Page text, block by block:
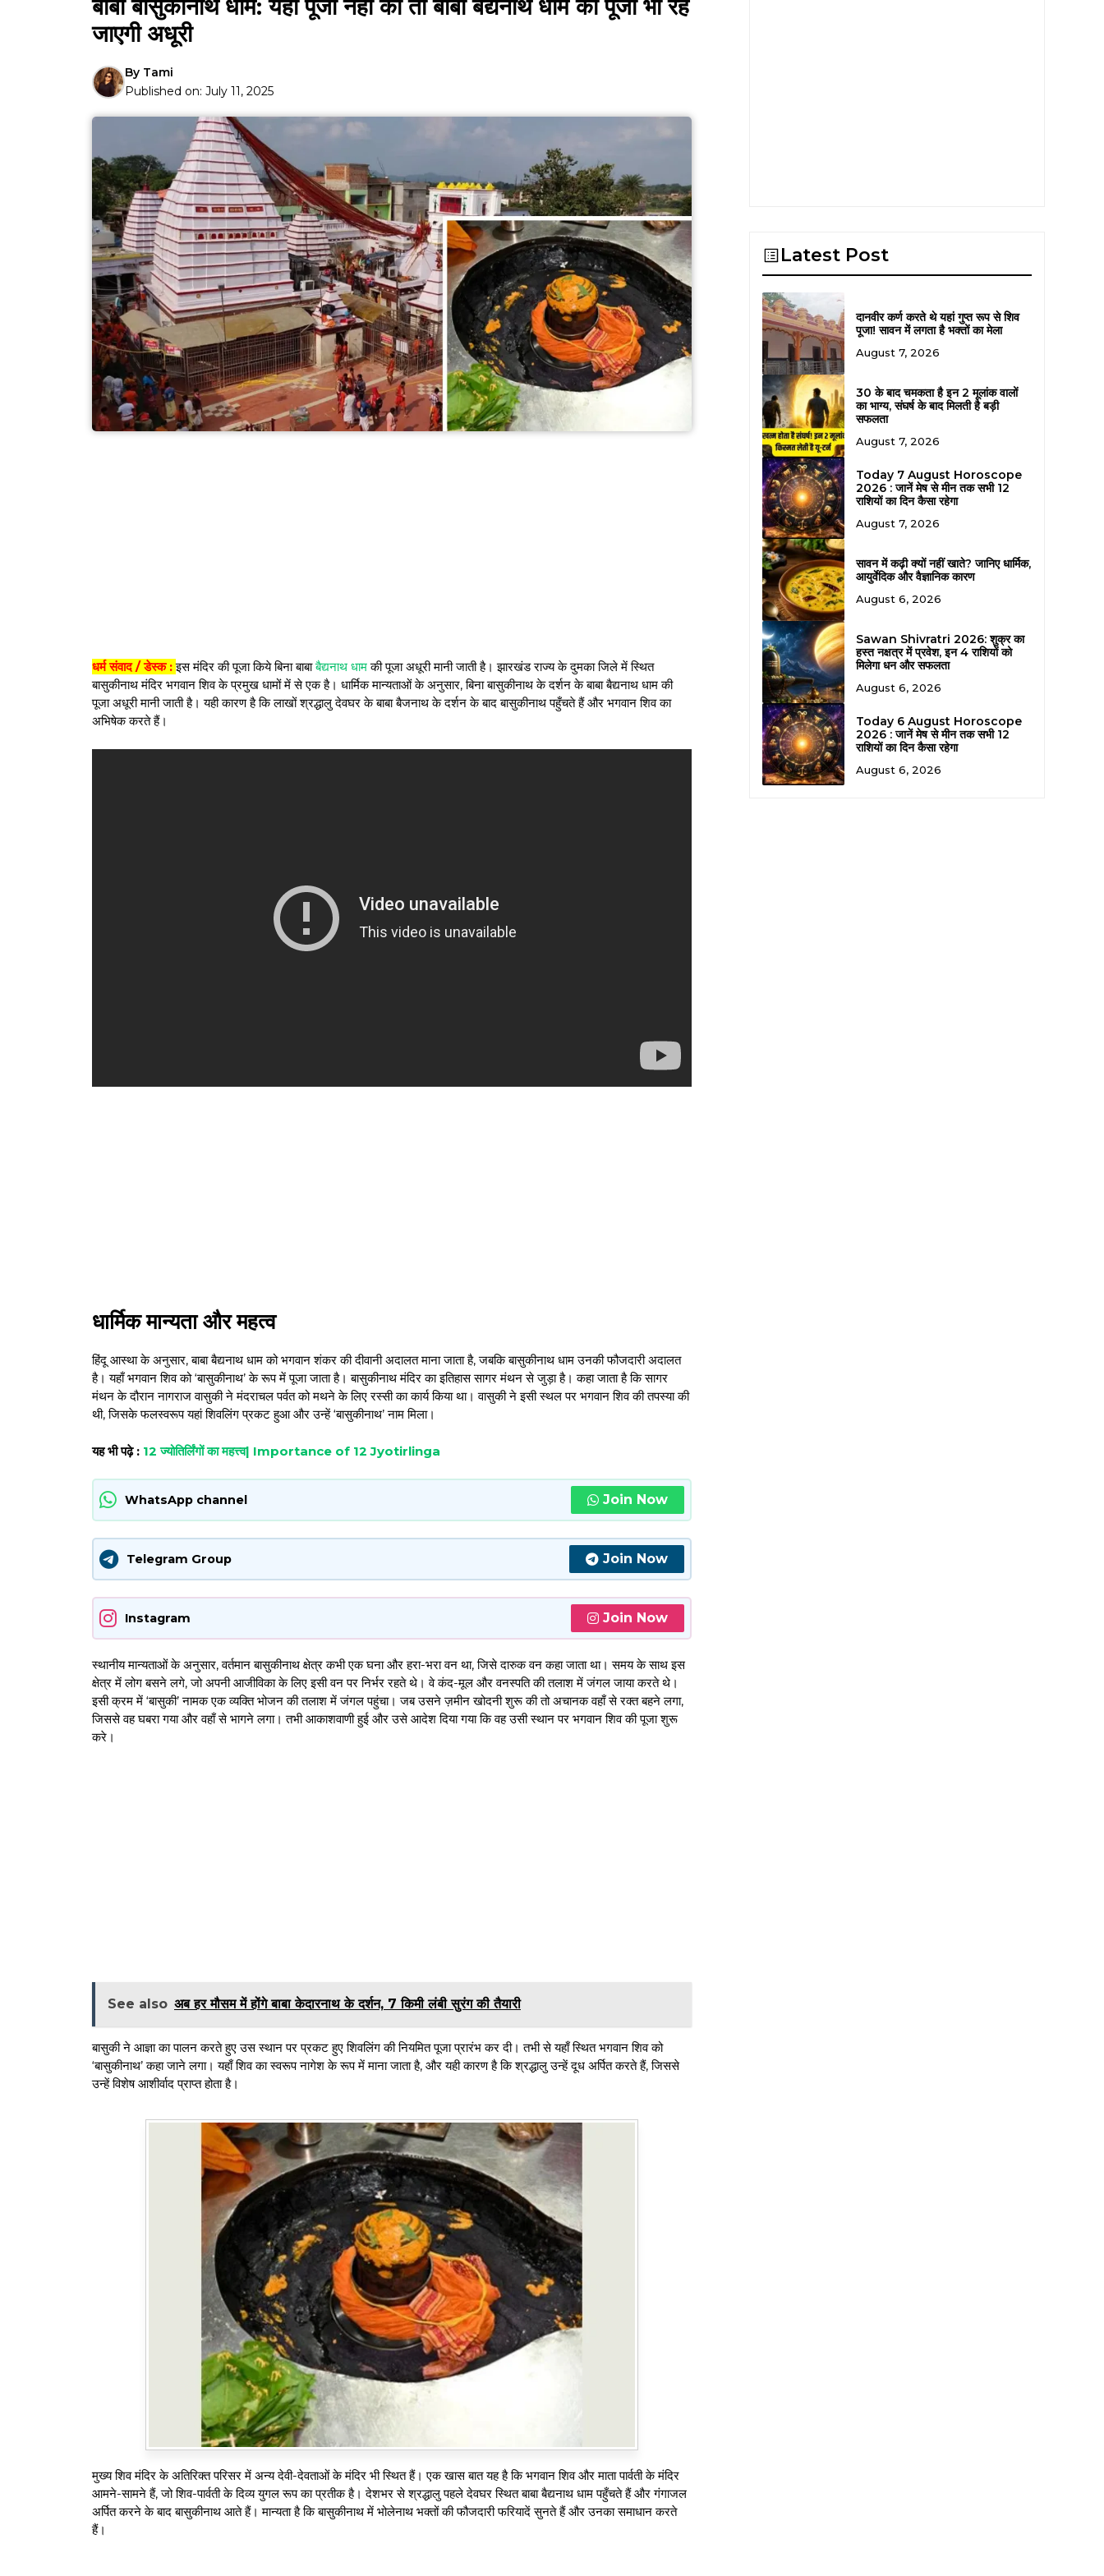
बाबा बासुकीनाथ धाम: यहाँ पूजा नहीं की तो बाबा बैद्यनाथ धाम की पूजा भी रह
जाएगी अधूरी
By Tami
Published on: July 11, 2025
धर्म संवाद / डेस्क :इस मंदिर की पूजा किये बिना बाबाबैद्यनाथ धामकी पूजा अधूरी मानी जाती है। झारखंड राज्य के दुमका जिले में स्थित
बासुकीनाथ मंदिर भगवान शिव के प्रमुख धामों में से एक है। धार्मिक मान्यताओं के अनुसार, बिना बासुकीनाथ के दर्शन के बाबा बैद्यनाथ धाम की
पूजा अधूरी मानी जाती है। यही कारण है कि लाखों श्रद्धालु देवघर के बाबा बैजनाथ के दर्शन के बाद बासुकीनाथ पहुँचते हैं और भगवान शिव का
अभिषेक करते हैं।
धार्मिक मान्यता और महत्व
हिंदू आस्था के अनुसार, बाबा बैद्यनाथ धाम को भगवान शंकर की दीवानी अदालत माना जाता है, जबकि बासुकीनाथ धाम उनकी फौजदारी अदालत
है। यहाँ भगवान शिव को ‘बासुकीनाथ’ के रूप में पूजा जाता है। बासुकीनाथ मंदिर का इतिहास सागर मंथन से जुड़ा है। कहा जाता है कि सागर
मंथन के दौरान नागराज वासुकी ने मंदराचल पर्वत को मथने के लिए रस्सी का कार्य किया था। वासुकी ने इसी स्थल पर भगवान शिव की तपस्या की
थी, जिसके फलस्वरूप यहां शिवलिंग प्रकट हुआ और उन्हें ‘बासुकीनाथ’ नाम मिला।
यह भी पढ़े : 12 ज्योतिर्लिंगों का महत्त्व| Importance of 12 Jyotirlinga
WhatsApp channel Join Now
Telegram Group Join Now
Instagram Join Now
स्थानीय मान्यताओं के अनुसार, वर्तमान बासुकीनाथ क्षेत्र कभी एक घना और हरा-भरा वन था, जिसे दारुक वन कहा जाता था। समय के साथ इस
क्षेत्र में लोग बसने लगे, जो अपनी आजीविका के लिए इसी वन पर निर्भर रहते थे। वे कंद-मूल और वनस्पति की तलाश में जंगल जाया करते थे।
इसी क्रम में ‘बासुकी’ नामक एक व्यक्ति भोजन की तलाश में जंगल पहुंचा। जब उसने ज़मीन खोदनी शुरू की तो अचानक वहाँ से रक्त बहने लगा,
जिससे वह घबरा गया और वहाँ से भागने लगा। तभी आकाशवाणी हुई और उसे आदेश दिया गया कि वह उसी स्थान पर भगवान शिव की पूजा शुरू
करे।
See also अब हर मौसम में होंगे बाबा केदारनाथ के दर्शन, 7 किमी लंबी सुरंग की तैयारी
बासुकी ने आज्ञा का पालन करते हुए उस स्थान पर प्रकट हुए शिवलिंग की नियमित पूजा प्रारंभ कर दी। तभी से यहाँ स्थित भगवान शिव को
‘बासुकीनाथ’ कहा जाने लगा। यहाँ शिव का स्वरूप नागेश के रूप में माना जाता है, और यही कारण है कि श्रद्धालु उन्हें दूध अर्पित करते हैं, जिससे
उन्हें विशेष आशीर्वाद प्राप्त होता है।
मुख्य शिव मंदिर के अतिरिक्त परिसर में अन्य देवी-देवताओं के मंदिर भी स्थित हैं। एक खास बात यह है कि भगवान शिव और माता पार्वती के मंदिर
आमने-सामने हैं, जो शिव-पार्वती के दिव्य युगल रूप का प्रतीक है। देशभर से श्रद्धालु पहले देवघर स्थित बाबा बैद्यनाथ धाम पहुँचते हैं और गंगाजल
अर्पित करने के बाद बासुकीनाथ आते हैं। मान्यता है कि बासुकीनाथ में भोलेनाथ भक्तों की फौजदारी फरियादें सुनते हैं और उनका समाधान करते
हैं।
Latest Post
दानवीर कर्ण करते थे यहां गुप्त रूप से शिव
पूजा! सावन में लगता है भक्तों का मेला
August 7, 2026
30 के बाद चमकता है इन 2 मूलांक वालों
का भाग्य, संघर्ष के बाद मिलती है बड़ी
सफलता
August 7, 2026
Today 7 August Horoscope
2026 : जानें मेष से मीन तक सभी 12
राशियों का दिन कैसा रहेगा
August 7, 2026
सावन में कढ़ी क्यों नहीं खाते? जानिए धार्मिक,
आयुर्वेदिक और वैज्ञानिक कारण
August 6, 2026
Sawan Shivratri 2026: शुक्र का
हस्त नक्षत्र में प्रवेश, इन 4 राशियों को
मिलेगा धन और सफलता
August 6, 2026
Today 6 August Horoscope
2026 : जानें मेष से मीन तक सभी 12
राशियों का दिन कैसा रहेगा
August 6, 2026